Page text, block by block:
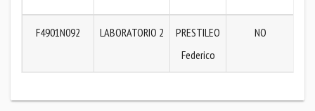
F4901N092 LABORATORIO 2
PRESTILEO
Federico
NO